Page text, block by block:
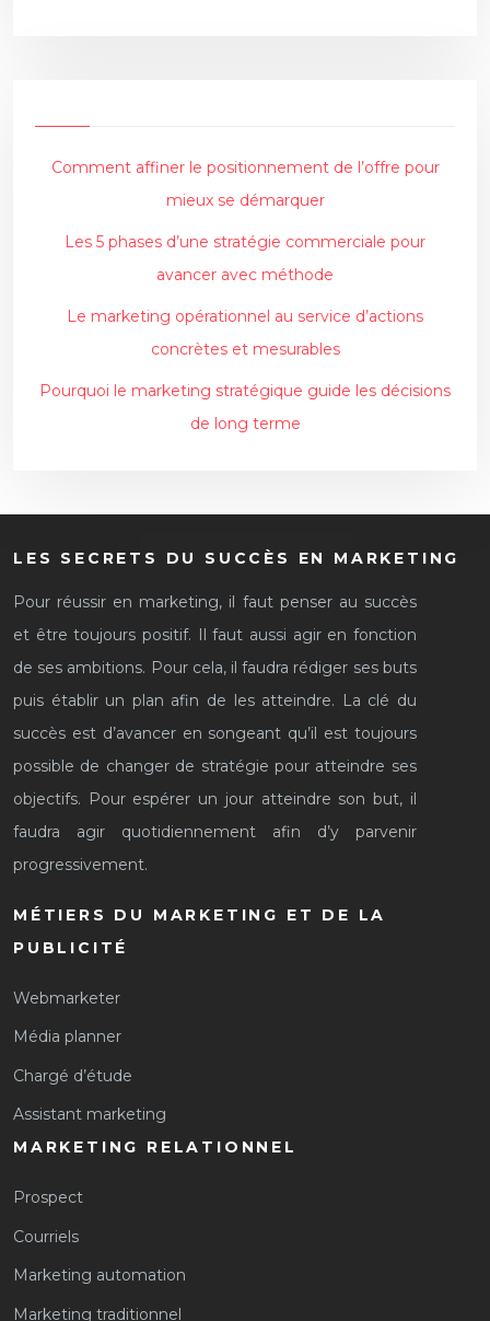
Comment affiner le positionnement de l’offre pour
mieux se démarquer
Les 5 phases d’une stratégie commerciale pour
avancer avec méthode
Le marketing opérationnel au service d’actions
concrètes et mesurables
Pourquoi le marketing stratégique guide les décisions
de long terme
LES SECRETS DU SUCCÈS EN MARKETING
Pour réussir en marketing, il faut penser au succès
et être toujours positif. Il faut aussi agir en fonction
de ses ambitions. Pour cela, il faudra rédiger ses buts
puis établir un plan afin de les atteindre. La clé du
succès est d’avancer en songeant qu’il est toujours
possible de changer de stratégie pour atteindre ses
objectifs. Pour espérer un jour atteindre son but, il
faudra agir quotidiennement afin d’y parvenir
progressivement.
MÉTIERS DU MARKETING ET DE LA
PUBLICITÉ
Webmarketer
Média planner
Chargé d’étude
Assistant marketing
MARKETING RELATIONNEL
Prospect
Courriels
Marketing automation
Marketing traditionnel